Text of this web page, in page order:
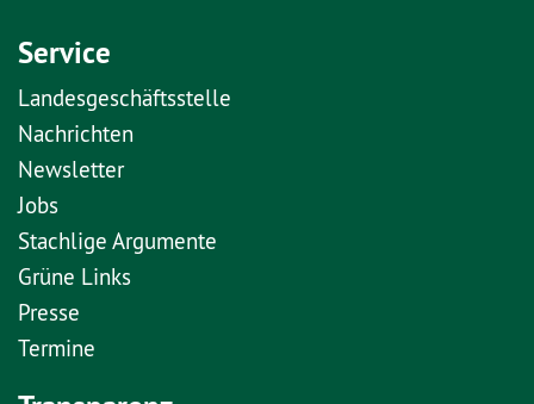
Service
Landesgeschäftsstelle
Nachrichten
Newsletter
Jobs
Stachlige Argumente
Grüne Links
Presse
Termine